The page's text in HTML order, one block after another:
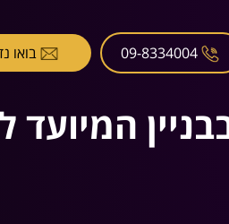
09-8334004 בואו
שקל עבור דירת 3 חדרים